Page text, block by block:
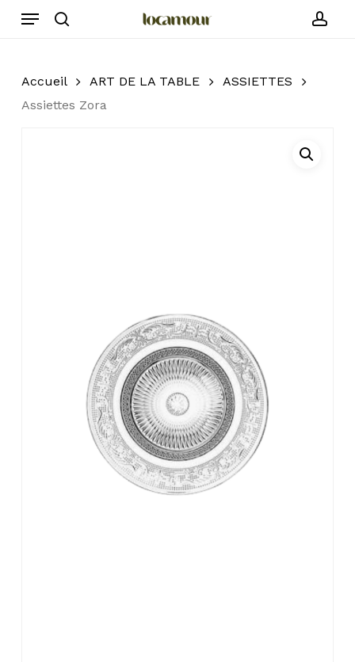
Menu
Accueil ART DE LA TABLE
ASSIETTES
Assiettes Zora